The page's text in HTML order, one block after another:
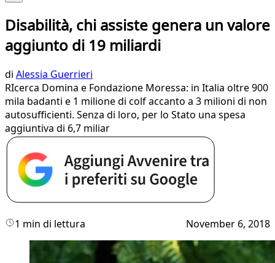
Disabilità, chi assiste genera un valore
aggiunto di 19 miliardi
di Alessia Guerrieri
RIcerca Domina e Fondazione Moressa: in Italia oltre 900
mila badanti e 1 milione di colf accanto a 3 milioni di non
autosufficienti. Senza di loro, per lo Stato una spesa
aggiuntiva di 6,7 miliar
1 min di lettura November 6, 2018